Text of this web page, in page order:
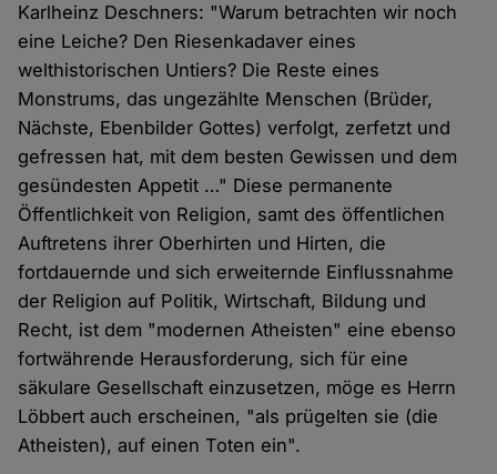
Karlheinz Deschners: "Warum betrachten wir noch
eine Leiche? Den Riesenkadaver eines
welthistorischen Untiers? Die Reste eines
Monstrums, das ungezählte Menschen (Brüder,
Nächste, Ebenbilder Gottes) verfolgt, zerfetzt und
gefressen hat, mit dem besten Gewissen und dem
gesündesten Appetit …" Diese permanente
Öffentlichkeit von Religion, samt des öffentlichen
Auftretens ihrer Oberhirten und Hirten, die
fortdauernde und sich erweiternde Einflussnahme
der Religion auf Politik, Wirtschaft, Bildung und
Recht, ist dem "modernen Atheisten" eine ebenso
fortwährende Herausforderung, sich für eine
säkulare Gesellschaft einzusetzen, möge es Herrn
Löbbert auch erscheinen, "als prügelten sie (die
Atheisten), auf einen Toten ein".